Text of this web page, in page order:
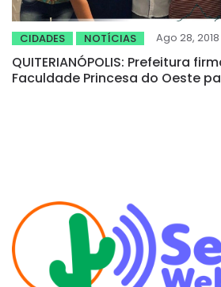
CIDADES NOTÍCIAS Ago 28, 2018
QUITERIANÓPOLIS: Prefeitura
Faculdade Princesa do Oeste